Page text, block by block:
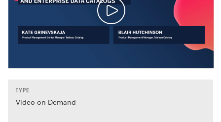
TYPE
Video on Demand